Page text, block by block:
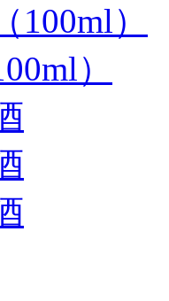
100ml）
）